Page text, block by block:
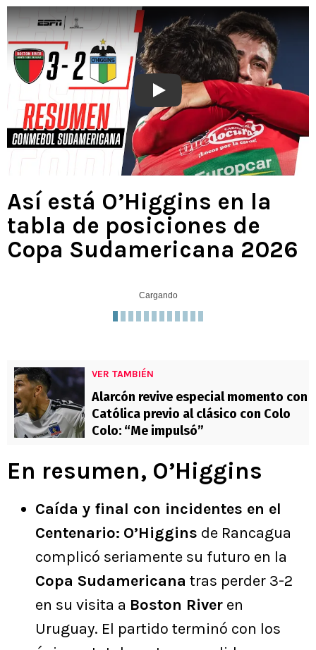
Play
Así está O’Higgins en la
tabla de posiciones de
Copa Sudamericana 2026
Cargando
VER TAMBIÉN
Alarcón revive especial momento con
Católica previo al clásico con Colo
Colo: “Me impulsó”
En resumen, O’Higgins
Caída y final con incidentes en el
Centenario: O’Higgins de Rancagua
complicó seriamente su futuro en la
Copa Sudamericana tras perder 3-2
en su visita a Boston River en
Uruguay. El partido terminó con los